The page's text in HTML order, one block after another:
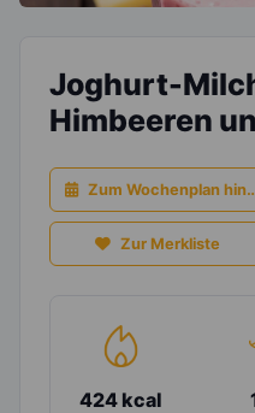
Joghurt-
Himbeeren
Zum Wochenplan
Zur Merkliste
424 kcal